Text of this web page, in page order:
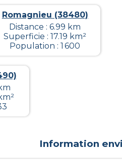
Romagnieu (38480)
Distance : 6.99 km
Superficie : 17.19 km²
Population : 1 600
Information